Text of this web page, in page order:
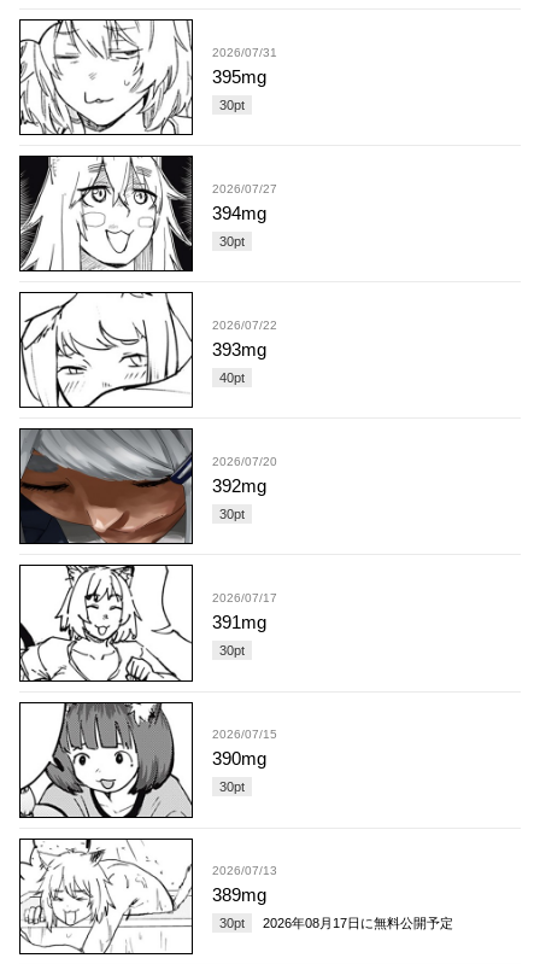
2026/07/31
395mg
30pt
2026/07/27
394mg
30pt
2026/07/22
393mg
40pt
2026/07/20
392mg
30pt
2026/07/17
391mg
30pt
2026/07/15
390mg
30pt
2026/07/13
389mg
30pt 2026年08月17日 に無料公開予定